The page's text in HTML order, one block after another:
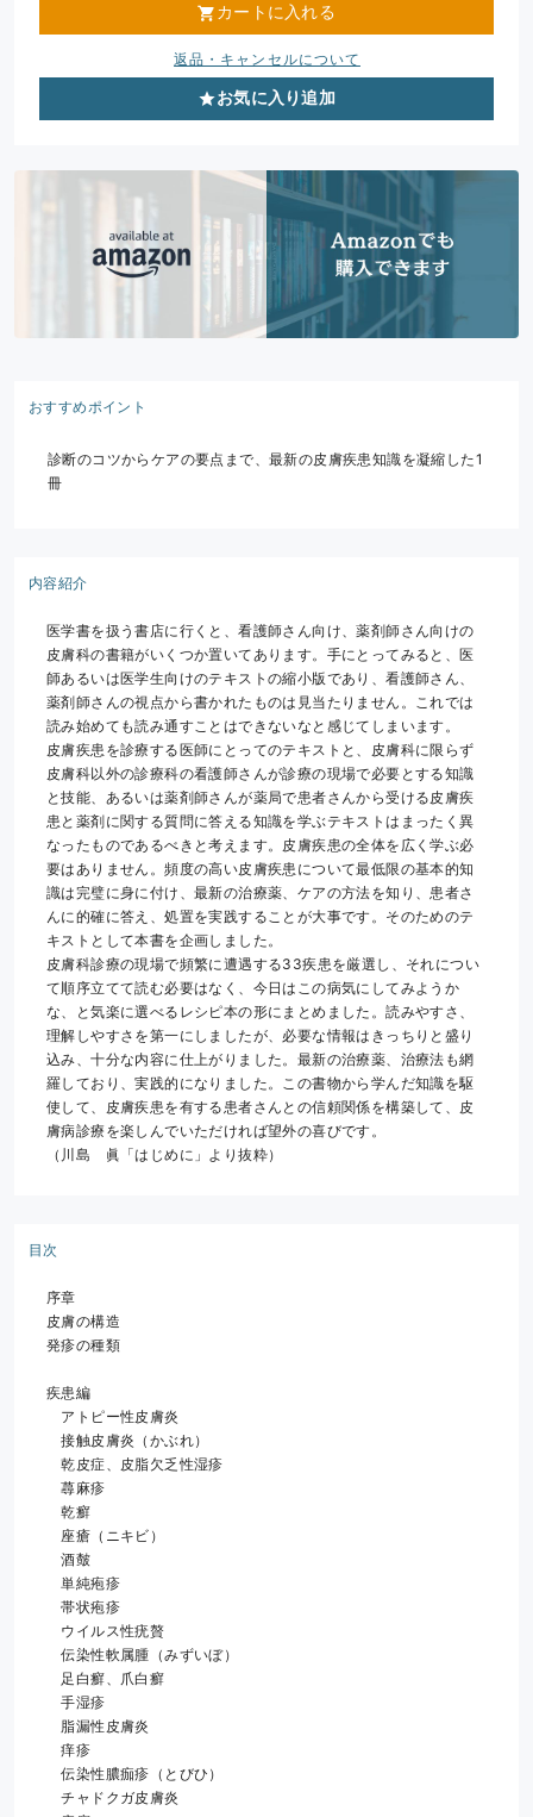
カートに入れる
返品・キャンセルについて
お気に入り追加
おすすめポイント
診断のコツからケアの要点まで、最新の皮膚疾患知識を凝縮した1
冊
内容紹介
医学書を扱う書店に行くと、看護師さん向け、薬剤師さん向けの
皮膚科の書籍がいくつか置いてあります。手にとってみると、医
師あるいは医学生向けのテキストの縮小版であり、看護師さん、
薬剤師さんの視点から書かれたものは見当たりません。これでは
読み始めても読み通すことはできないなと感じてしまいます。
皮膚疾患を診療する医師にとってのテキストと、皮膚科に限らず
皮膚科以外の診療科の看護師さんが診療の現場で必要とする知識
と技能、あるいは薬剤師さんが薬局で患者さんから受ける皮膚疾
患と薬剤に関する質問に答える知識を学ぶテキストはまったく異
なったものであるべきと考えます。皮膚疾患の全体を広く学ぶ必
要はありません。頻度の高い皮膚疾患について最低限の基本的知
識は完璧に身に付け、最新の治療薬、ケアの方法を知り、患者さ
んに的確に答え、処置を実践することが大事です。そのためのテ
キストとして本書を企画しました。
皮膚科診療の現場で頻繁に遭遇する33疾患を厳選し、それについ
て順序立てて読む必要はなく、今日はこの病気にしてみようか
な、と気楽に選べるレシピ本の形にまとめました。読みやすさ、
理解しやすさを第一にしましたが、必要な情報はきっちりと盛り
込み、十分な内容に仕上がりました。最新の治療薬、治療法も網
羅しており、実践的になりました。この書物から学んだ知識を駆
使して、皮膚疾患を有する患者さんとの信頼関係を構築して、皮
膚病診療を楽しんでいただければ望外の喜びです。
（川島　眞「はじめに」より抜粋）
目次
序章
皮膚の構造
発疹の種類
疾患編
アトピー性皮膚炎
接触皮膚炎（かぶれ）
乾皮症、皮脂欠乏性湿疹
蕁麻疹
乾癬
座瘡（ニキビ）
酒皶
単純疱疹
帯状疱疹
ウイルス性疣贅
伝染性軟属腫（みずいぼ）
足白癬、爪白癬
手湿疹
脂漏性皮膚炎
痒疹
伝染性膿痂疹（とびひ）
チャドクガ皮膚炎